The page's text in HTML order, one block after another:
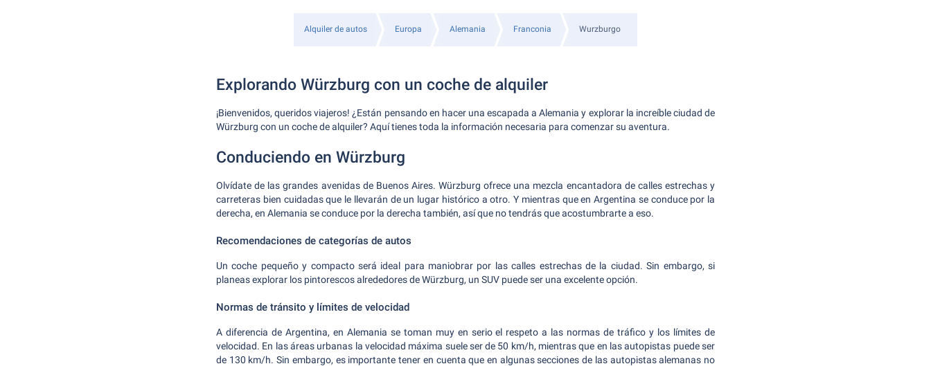
Alquiler de autos Europa Alemania Franconia Wurzburgo
Explorando Würzburg con un coche de alquiler
¡Bienvenidos, queridos viajeros! ¿Están pensando en hacer una escapada a Alemania y explorar la increíble ciudad de
Würzburg con un coche de alquiler? Aquí tienes toda la información necesaria para comenzar su aventura.
Conduciendo en Würzburg
Olvídate de las grandes avenidas de Buenos Aires. Würzburg ofrece una mezcla encantadora de calles estrechas y
carreteras bien cuidadas que le llevarán de un lugar histórico a otro. Y mientras que en Argentina se conduce por la
derecha, en Alemania se conduce por la derecha también, así que no tendrás que acostumbrarte a eso.
Recomendaciones de categorías de autos
Un coche pequeño y compacto será ideal para maniobrar por las calles estrechas de la ciudad. Sin embargo, si
planeas explorar los pintorescos alrededores de Würzburg, un SUV puede ser una excelente opción.
Normas de tránsito y límites de velocidad
A diferencia de Argentina, en Alemania se toman muy en serio el respeto a las normas de tráfico y los límites de
velocidad. En las áreas urbanas la velocidad máxima suele ser de 50 km/h, mientras que en las autopistas puede ser
de 130 km/h. Sin embargo, es importante tener en cuenta que en algunas secciones de las autopistas alemanas no